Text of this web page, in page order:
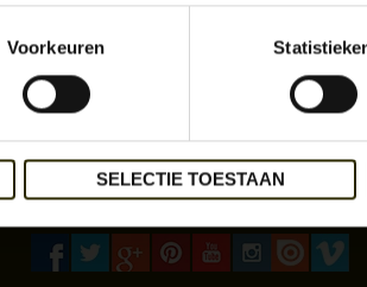
Voorkeuren
SELECTIE TOESTAAN